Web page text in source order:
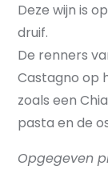
Deze wijn is
druif.
De renners
Castagno op
zoals een
pasta en de
Opgegeven